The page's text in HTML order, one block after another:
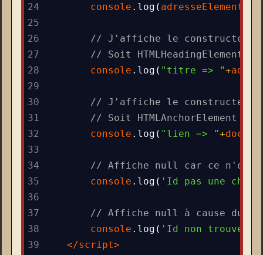
24
console . log ( adresseElement
25
26
// J'affiche le constructeur
27
// Soit HTMLHeadingElement
28
console . log ( "titre => "+
29
30
// J'affiche le constructeur
31
// Soit HTMLAnchorElement
32
console . log ( "lien => "+
33
34
// Affiche null car ce n'est
35
console . log ( 'Id pas une
36
37
// Affiche null à cause du T
38
console . log ( 'Id non trouvé
39
</script>